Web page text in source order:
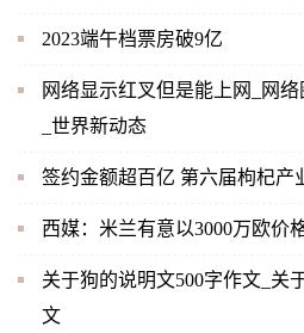
2023端午档票房破9亿
网络显示红叉但是能上网_网
_世界新动态
签约金额超百亿 第六届枸杞产
西媒：米兰有意以3000万欧价
关于狗的说明文500字作文_关
文